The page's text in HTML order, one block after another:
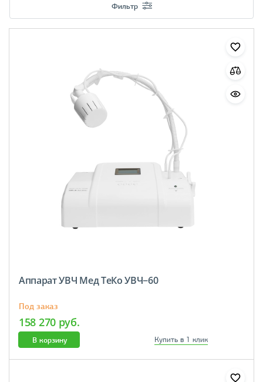
Фильтр
Аппарат УВЧ Мед ТеКо УВЧ−60
Под заказ
158 270 руб.
В корзину Купить в 1 клик